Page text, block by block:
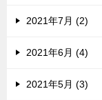
2021年7月 (2)
2021年6月 (4)
2021年5月 (3)